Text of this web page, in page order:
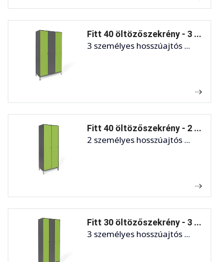
Fitt 40 öltözőszekrény - 3 ...
3 személyes hosszúajtós ...
Fitt 40 öltözőszekrény - 2 ...
2 személyes hosszúajtós ...
Fitt 30 öltözőszekrény - 3 ...
3 személyes hosszúajtós ...